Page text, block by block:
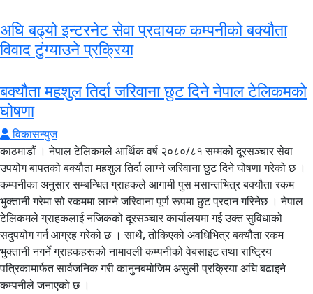
अघि बढ्यो इन्टरनेट सेवा प्रदायक कम्पनीको बक्यौता
विवाद टुंग्याउने प्रक्रिया
बक्यौता महशुल तिर्दा जरिवाना छुट दिने नेपाल टेलिकमको
घोषणा
विकासन्युज
काठमाडौं । नेपाल टेलिकमले आर्थिक वर्ष २०८०/८१ सम्मको दूरसञ्चार सेवा
उपयोग बापतको बक्यौता महशुल तिर्दा लाग्ने जरिवाना छुट दिने घोषणा गरेको छ ।
कम्पनीका अनुसार सम्बन्धित ग्राहकले आगामी पुस मसान्तभित्र बक्यौता रकम
भुक्तानी गरेमा सो रकममा लाग्ने जरिवाना पूर्ण रूपमा छुट प्रदान गरिनेछ । नेपाल
टेलिकमले ग्राहकलाई नजिकको दूरसञ्चार कार्यालयमा गई उक्त सुविधाको
सदुपयोग गर्न आग्रह गरेको छ । साथै, तोकिएको अवधिभित्र बक्यौता रकम
भुक्तानी नगर्ने ग्राहकहरूको नामावली कम्पनीको वेबसाइट तथा राष्ट्रिय
पत्रिकामार्फत सार्वजनिक गरी कानुनबमोजिम असुली प्रक्रिया अघि बढाइने
कम्पनीले जनाएको छ ।